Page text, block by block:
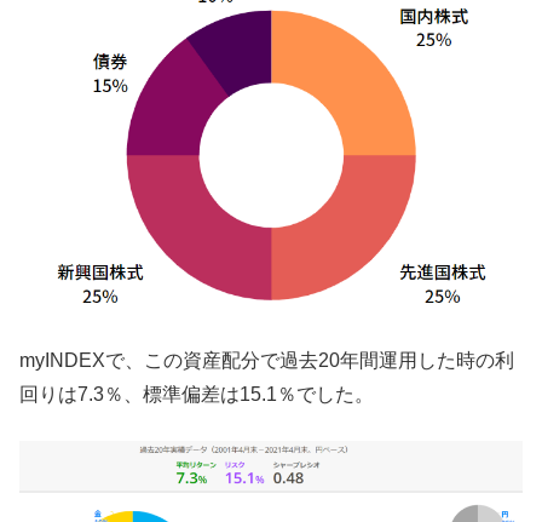
myINDEXで、この資産配分で過去20年間運用した時の利
回りは7.3％、標準偏差は15.1％でした。